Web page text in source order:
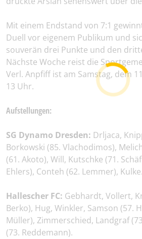
Mit einem Endstand von 7:1
Duell vor eigenem Publikum und
souverän drei Punkte und den
Nächste Woche reist die
Verl. Anpfiff ist am Samstag, dem
13 Uhr.
Aufstellungen:
SG Dynamo Dresden: Drljaca,
Borkowski (85. Vlachodimos),
(61. Akoto), Will, Kutschke (71.
Ehlers), Conteh (62. Lemmer), Kulke.
Hallescher FC: Gebhardt, Vollert,
Berko), Hug, Winkler, Samson (57.
Müller), Zimmerschied, Landgraf
(73. Reddemann).